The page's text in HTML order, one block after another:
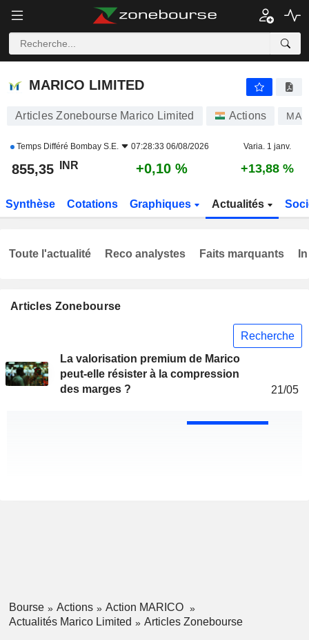
MARICO LIMITED
MARICO LIMITED
Articles Zonebourse Marico Limited Actions
Temps Différé Bombay S.E. 07:28:33 06/08/2026 Varia. 1 janv.
855,35 INR +0,10 % +13,88 %
Synthèse Cotations Graphiques Actualités
Articles Zonebourse
Recherche
La valorisation premium de Marico
peut-elle résister à la compression
des marges ?
21/05
Toute l'actualité Reco analystes Faits marquants
Bourse Actions
Action MARICO
Actualités Marico Limited
Articles Zonebourse